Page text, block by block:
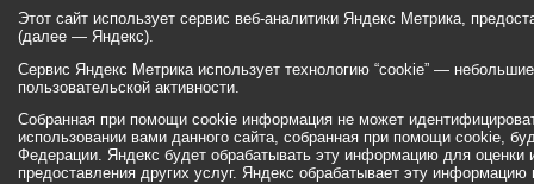
Этот сайт использует сервис веб-аналитики Яндекс Метрика,
(далее — Яндекс).
Сервис Яндекс Метрика использует технологию “cookie” —
пользовательской активности.
Собранная при помощи cookie информация не может
использовании вами данного сайта, собранная при помощи cookie,
Федерации. Яндекс будет обрабатывать эту информацию для оценки
предоставления других услуг. Яндекс обрабатывает эту